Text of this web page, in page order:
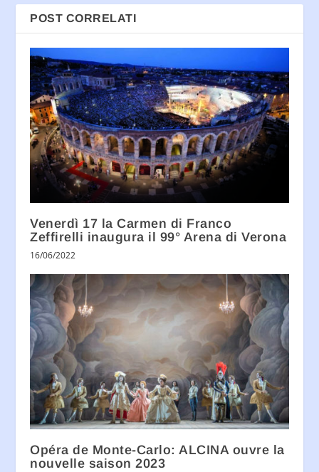
POST CORRELATI
Venerdì 17 la Carmen di Franco
Zeffirelli inaugura il 99° Arena di Verona
16/06/2022
Opéra de Monte-Carlo: ALCINA ouvre la
nouvelle saison 2023